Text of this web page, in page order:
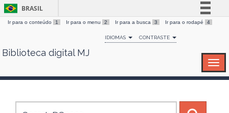
Skip
BRASIL
Simplifique!
Comunica BR
Canais
Ir para o conteúdo 1 Ir para o menu 2 Ir para a busca 3 Ir para o rodapé 4
IDIOMAS CONTRASTE
Biblioteca digital MJ